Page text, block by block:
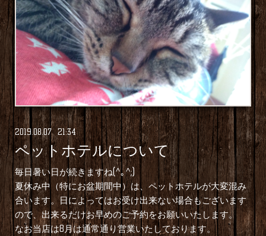
2019.08.07 21:34
ペットホテルについて
毎日暑い日が続きますね(^｡^;)
夏休み中（特にお盆期間中）は、ペットホテルが大変混み
合います。日によってはお受け出来ない場合もございます
ので、出来るだけお早めのご予約をお願いいたします。
なお当店は8月は通常通り営業いたしております。